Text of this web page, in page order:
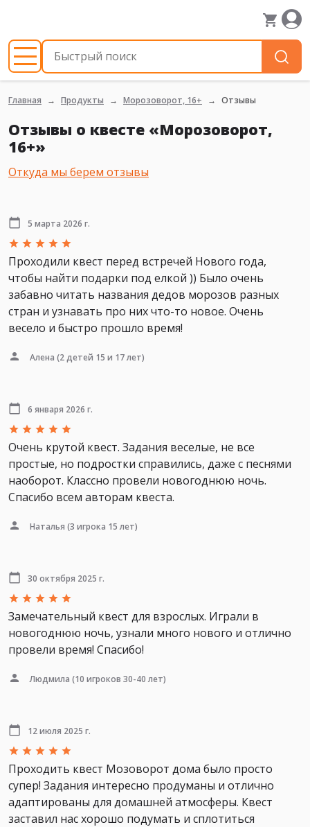
Главная Продукты Морозоворот, 16+ Отзывы
Отзывы о квесте «Морозоворот,
16+»
Откуда мы берем отзывы
5 марта 2026 г.
Проходили квест перед встречей Нового года,
чтобы найти подарки под елкой )) Было очень
забавно читать названия дедов морозов разных
стран и узнавать про них что-то новое. Очень
весело и быстро прошло время!
Алена (2 детей 15 и 17 лет)
6 января 2026 г.
Очень крутой квест. Задания веселые, не все
простые, но подростки справились, даже с песнями
наоборот. Классно провели новогоднюю ночь.
Спасибо всем авторам квеста.
Наталья (3 игрока 15 лет)
30 октября 2025 г.
Замечательный квест для взрослых. Играли в
новогоднюю ночь, узнали много нового и отлично
провели время! Спасибо!
Людмила (10 игроков 30-40 лет)
12 июля 2025 г.
Проходить квест Мозоворот дома было просто
супер! Задания интересно продуманы и отлично
адаптированы для домашней атмосферы. Квест
заставил нас хорошо подумать и сплотиться